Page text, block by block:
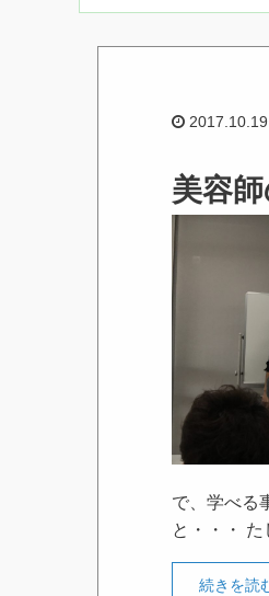
2017.10.19
美容
で、学べる
と・・・
続きを読